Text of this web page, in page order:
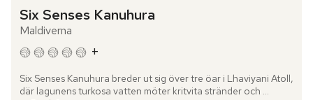
Six Senses Kanuhura
Maldiverna
+
Six Senses Kanuhura breder ut sig över tre öar i Lhaviyani Atoll,
där lagunens turkosa vatten möter kritvita stränder och